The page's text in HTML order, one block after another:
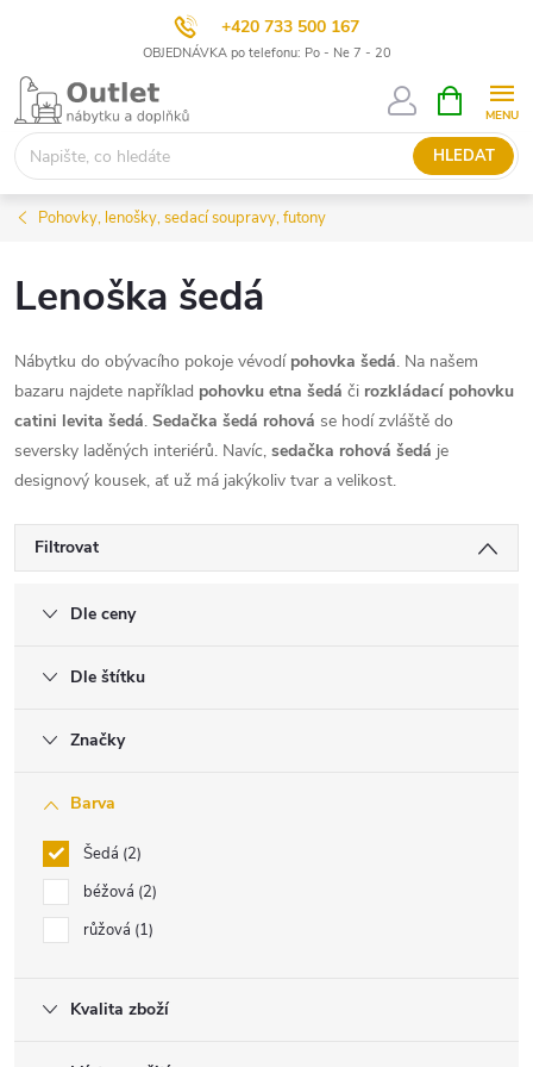
+420 733 500 167
OBJEDNÁVKA po telefonu: Po - Ne 7 - 20
Přejít
obsah
HLEDAT
NÁKUPNÍ
KOŠÍK
Pohovky, lenošky, sedací soupravy, futony
Lenoška šedá
Nábytku do obývacího pokoje vévodí pohovka šedá. Na našem
bazaru najdete například pohovku etna šedá či rozkládací pohovku
catini levita šedá. Sedačka šedá rohová se hodí zvláště do
seversky laděných interiérů. Navíc, sedačka rohová šedá je
designový kousek, ať už má jakýkoliv tvar a velikost.
Filtrovat
Dle ceny
Dle štítku
Značky
Barva
Šedá 2
béžová 2
růžová 1
Kvalita zboží